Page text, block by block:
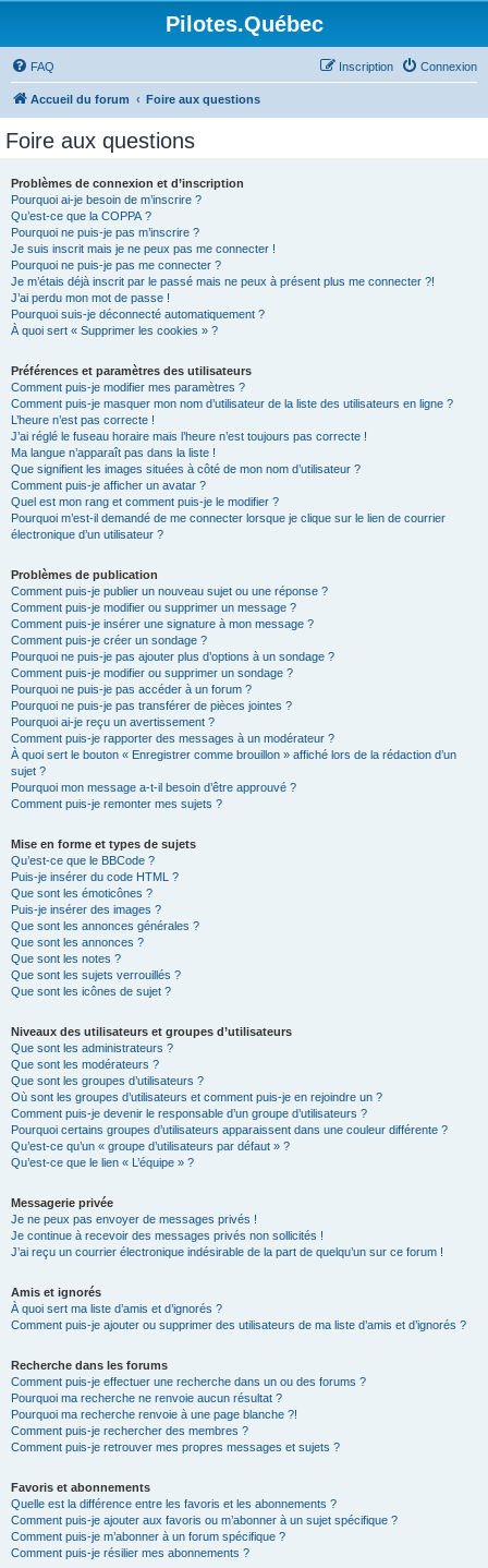
Pilotes.Québec
FAQ Connexion
Inscription
Accueil du forum Foire aux questions
Foire aux questions
Problèmes de connexion et d’inscription
Pourquoi ai-je besoin de m’inscrire ?
Qu’est-ce que la COPPA ?
Pourquoi ne puis-je pas m’inscrire ?
Je suis inscrit mais je ne peux pas me connecter !
Pourquoi ne puis-je pas me connecter ?
Je m’étais déjà inscrit par le passé mais ne peux à présent plus me connecter ?!
J’ai perdu mon mot de passe !
Pourquoi suis-je déconnecté automatiquement ?
À quoi sert « Supprimer les cookies » ?
Préférences et paramètres des utilisateurs
Comment puis-je modifier mes paramètres ?
Comment puis-je masquer mon nom d’utilisateur de la liste des utilisateurs en ligne ?
L’heure n’est pas correcte !
J’ai réglé le fuseau horaire mais l’heure n’est toujours pas correcte !
Ma langue n’apparaît pas dans la liste !
Que signifient les images situées à côté de mon nom d’utilisateur ?
Comment puis-je afficher un avatar ?
Quel est mon rang et comment puis-je le modifier ?
Pourquoi m’est-il demandé de me connecter lorsque je clique sur le lien de courrier
électronique d’un utilisateur ?
Problèmes de publication
Comment puis-je publier un nouveau sujet ou une réponse ?
Comment puis-je modifier ou supprimer un message ?
Comment puis-je insérer une signature à mon message ?
Comment puis-je créer un sondage ?
Pourquoi ne puis-je pas ajouter plus d’options à un sondage ?
Comment puis-je modifier ou supprimer un sondage ?
Pourquoi ne puis-je pas accéder à un forum ?
Pourquoi ne puis-je pas transférer de pièces jointes ?
Pourquoi ai-je reçu un avertissement ?
Comment puis-je rapporter des messages à un modérateur ?
À quoi sert le bouton « Enregistrer comme brouillon » affiché lors de la rédaction d’un
sujet ?
Pourquoi mon message a-t-il besoin d’être approuvé ?
Comment puis-je remonter mes sujets ?
Mise en forme et types de sujets
Qu’est-ce que le BBCode ?
Puis-je insérer du code HTML ?
Que sont les émoticônes ?
Puis-je insérer des images ?
Que sont les annonces générales ?
Que sont les annonces ?
Que sont les notes ?
Que sont les sujets verrouillés ?
Que sont les icônes de sujet ?
Niveaux des utilisateurs et groupes d’utilisateurs
Que sont les administrateurs ?
Que sont les modérateurs ?
Que sont les groupes d’utilisateurs ?
Où sont les groupes d’utilisateurs et comment puis-je en rejoindre un ?
Comment puis-je devenir le responsable d’un groupe d’utilisateurs ?
Pourquoi certains groupes d’utilisateurs apparaissent dans une couleur différente ?
Qu’est-ce qu’un « groupe d’utilisateurs par défaut » ?
Qu’est-ce que le lien « L’équipe » ?
Messagerie privée
Je ne peux pas envoyer de messages privés !
Je continue à recevoir des messages privés non sollicités !
J’ai reçu un courrier électronique indésirable de la part de quelqu’un sur ce forum !
Amis et ignorés
À quoi sert ma liste d’amis et d’ignorés ?
Comment puis-je ajouter ou supprimer des utilisateurs de ma liste d’amis et d’ignorés ?
Recherche dans les forums
Comment puis-je effectuer une recherche dans un ou des forums ?
Pourquoi ma recherche ne renvoie aucun résultat ?
Pourquoi ma recherche renvoie à une page blanche ?!
Comment puis-je rechercher des membres ?
Comment puis-je retrouver mes propres messages et sujets ?
Favoris et abonnements
Quelle est la différence entre les favoris et les abonnements ?
Comment puis-je ajouter aux favoris ou m’abonner à un sujet spécifique ?
Comment puis-je m’abonner à un forum spécifique ?
Comment puis-je résilier mes abonnements ?